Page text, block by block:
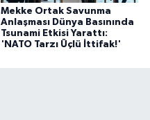
Mekke Ortak Savunma
Anlaşması Dünya Basınında
Tsunami Etkisi Yarattı:
'NATO Tarzı Üçlü İttifak!'